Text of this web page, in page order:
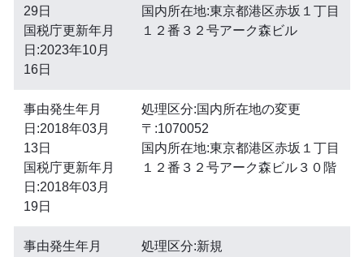
29日
国税庁更新年月
日:2023年10月
16日
国内所在地:東京都港区赤坂１丁目
１２番３２号アーク森ビル
事由発生年月
日:2018年03月
13日
国税庁更新年月
日:2018年03月
19日
処理区分:国内所在地の変更
〒:1070052
国内所在地:東京都港区赤坂１丁目
１２番３２号アーク森ビル３０階
事由発生年月
処理区分:新規